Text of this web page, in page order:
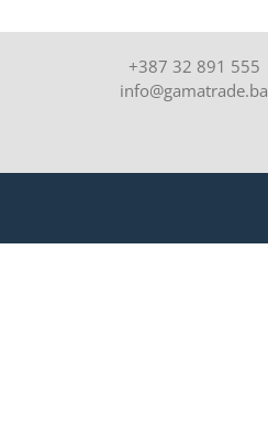
+387 32 891 555
info@gamatrade.ba